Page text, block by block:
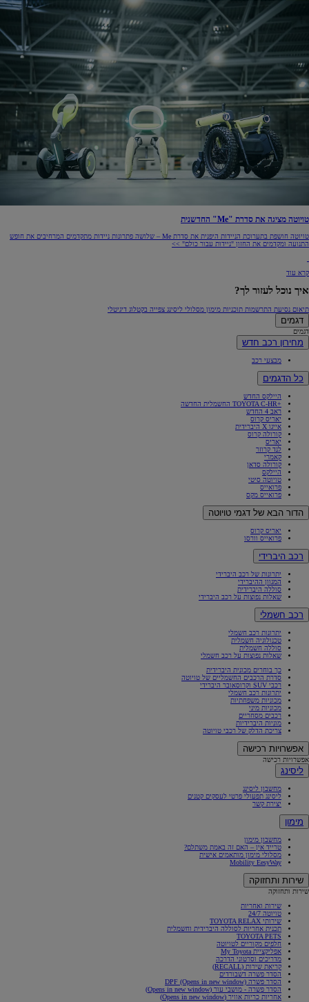
טויוטה מציגה את סדרת "Me" החדשנית
טויוטה חושפת בתערוכת הניידות היפנית את סדרת Me – שלושה פתרונות ניידות מתקדמים המרחיבים את חופש
התנועה ומקדמים את החזון "ניידות עבור כולם" >>
קרא עוד
איך נוכל לעזור לך?
תיאום נסיעת התרשמות תוכניות מימון מסלולי ליסינג צפייה בקטלוג דיגיטלי
דגמים
דגמים
מחירון רכב חדש
מבצעי רכב
כל הדגמים
היילקס החדש
+TOYOTA C-HR החשמלית החדשה
ראב 4 החדש
יאריס קרוס
אייגו X היברידית
קורולה קרוס
יאריס
לנד קרוזר
קאמרי
קורולה סדאן
היילקס
טויוטה סיטי
פרואייס
פרואייס מקס
הדור הבא של דגמי טויוטה
יאריס קרוס
פרואייס וורסו
רכב היברידי
יתרונות של רכב היברידי
המגוון ההיברידי
סוללה היברידית
שאלות נפוצות על רכב היברידי
רכב חשמלי
יתרונות רכב חשמלי
טכנולוגיה חשמלית
סוללה חשמלית
שאלות נפוצות על רכב חשמלי
כך בוחרים מכונית היברידית
סדרת הרכבים החשמליים של טויוטה
רכבי SUV וקרוסאובר היברידי
יתרונות רכב חשמלי
מכוניות משפחתיות
מכוניות מיני
רכבים מסחריים
מוניות היברידיות
צריכת הדלק של רכבי טויוטה
אפשרויות רכישה
אפשרויות רכישה
ליסינג
מחשבון ליסינג
ליסינג תפעולי פרטי לעסקים קטנים
יצירת קשר
מימון
מחשבון מימון
טרייד אין – האם זה באמת משתלם?
מסלולי מימון מותאמים אישית
Mobility EesyWay
שירות ותחזוקה
שירות ותחזוקה
שירות ואחריות
טויוטה 24/7
שירותי TOYOTA RELAX
תכנית אחריות לסוללה היברידית וחשמלית
TOYOTA PETS
חלפים מקוריים לטויוטה
אפליקציית My Toyota
מדריכים וסרטוני הדרכה
קריאת שירות (RECALL)
הסדר פשרה דשבורדים
הסדר פשרה DPF (Opens in new window)
הסדר פשרה - מושבי עור (Opens in new window)
אחריות כריות אוויר (Opens in new window)